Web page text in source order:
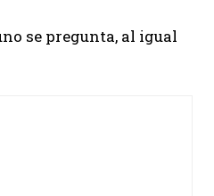
se pregunta, al igual